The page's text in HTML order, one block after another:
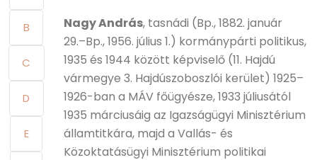
B
C
D
E
Nagy András, tasnádi (Bp., 1882. január
29.–Bp., 1956. július 1.) kormánypárti politikus,
1935 és 1944 között képviselő (11. Hajdú
vármegye 3. Hajdúszoboszlói kerület) 1925–
1926-ban a MÁV főügyésze, 1933 júliusától
1935 márciusáig az Igazságügyi Minisztérium
államtitkára, majd a Vallás- és
Közoktatásügyi Minisztérium politikai